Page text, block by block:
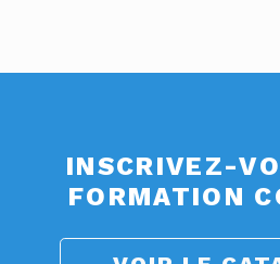
INSCRIVEZ-
FORMATION